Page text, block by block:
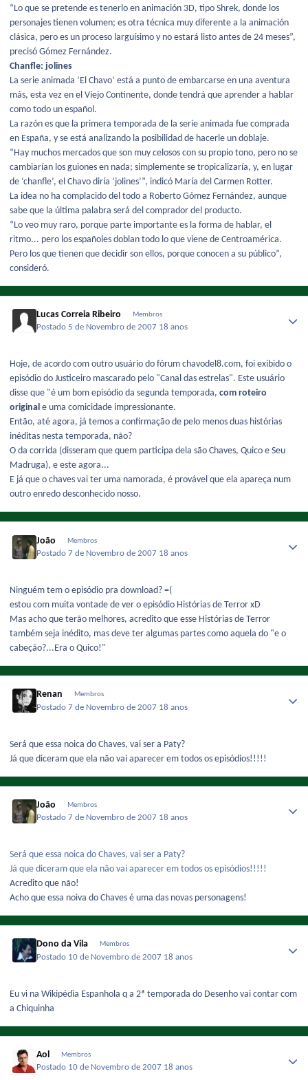
“Lo que se pretende es tenerlo en animación 3D, tipo Shrek, donde los
personajes tienen volumen; es otra técnica muy diferente a la animación
clásica, pero es un proceso larguísimo y no estará listo antes de 24 meses”,
precisó Gómez Fernández.
Chanfle: jolines
La serie animada ‘El Chavo’ está a punto de embarcarse en una aventura
más, esta vez en el Viejo Continente, donde tendrá que aprender a hablar
como todo un español.
La razón es que la primera temporada de la serie animada fue comprada
en España, y se está analizando la posibilidad de hacerle un doblaje.
“Hay muchos mercados que son muy celosos con su propio tono, pero no se
cambiarían los guiones en nada; simplemente se tropicalizaría, y, en lugar
de ‘chanfle’, el Chavo diría ‘jolines’”, indicó María del Carmen Rotter.
La idea no ha complacido del todo a Roberto Gómez Fernández, aunque
sabe que la última palabra será del comprador del producto.
“Lo veo muy raro, porque parte importante es la forma de hablar, el
ritmo... pero los españoles doblan todo lo que viene de Centroamérica.
Pero los que tienen que decidir son ellos, porque conocen a su público”,
consideró.
Lucas Correia Ribeiro Membros
Postado 5 de Novembro de 2007 18 anos
Hoje, de acordo com outro usuário do fórum chavodel8.com, foi exibido o
episódio do Justiceiro mascarado pelo "Canal das estrelas". Este usuário
disse que "é um bom episódio da segunda temporada, com roteiro
original e uma comicidade impressionante.
Então, até agora, já temos a confirmação de pelo menos duas histórias
inéditas nesta temporada, não?
O da corrida (disseram que quem participa dela são Chaves, Quico e Seu
Madruga), e este agora...
E já que o chaves vai ter uma namorada, é provável que ela apareça num
outro enredo desconhecido nosso.
João Membros
Postado7 de Novembro de 2007 18 anos
Ninguém tem o episódio pra download? =(
estou com muita vontade de ver o episódio Histórias de Terror xD
Mas acho que terão melhores, acredito que esse Histórias de Terror
também seja inédito, mas deve ter algumas partes como aquela do "e o
cabeção?...Era o Quico!"
Renan Membros
Postado7 de Novembro de 2007 18 anos
Será que essa noica do Chaves, vai ser a Paty?
Já que diceram que ela não vai aparecer em todos os episódios!!!!!
João Membros
Postado7 de Novembro de 2007 18 anos
Será que essa noica do Chaves, vai ser a Paty?
Já que diceram que ela não vai aparecer em todos os episódios!!!!!
Acredito que não!
Acho que essa noiva do Chaves é uma das novas personagens!
Dono da Vila Membros
Postado 10 de Novembro de 2007 18 anos
Eu vi na Wikipédia Espanhola q a 2ª temporada do Desenho vai contar com
a Chiquinha
Aol Membros
Postado 10 de Novembro de 2007 18 anos